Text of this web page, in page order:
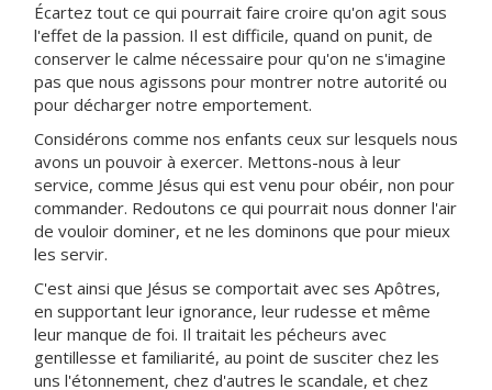
Écartez tout ce qui pourrait faire croire qu'on agit sous
l'effet de la passion. Il est difficile, quand on punit, de
conserver le calme nécessaire pour qu'on ne s'imagine
pas que nous agissons pour montrer notre autorité ou
pour décharger notre emportement.
Considérons comme nos enfants ceux sur lesquels nous
avons un pouvoir à exercer. Mettons-nous à leur
service, comme Jésus qui est venu pour obéir, non pour
commander. Redoutons ce qui pourrait nous donner l'air
de vouloir dominer, et ne les dominons que pour mieux
les servir.
C'est ainsi que Jésus se comportait avec ses Apôtres,
en supportant leur ignorance, leur rudesse et même
leur manque de foi. Il traitait les pécheurs avec
gentillesse et familiarité, au point de susciter chez les
uns l'étonnement, chez d'autres le scandale, et chez